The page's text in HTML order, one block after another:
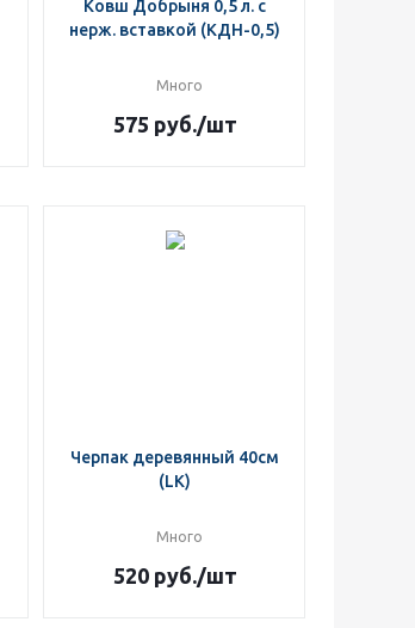
Ковш Добрыня 0,5 л. с
нерж. вставкой (КДН-0,5)
Много
575 руб./шт
Черпак деревянный 40см
(LK)
Много
520руб./шт